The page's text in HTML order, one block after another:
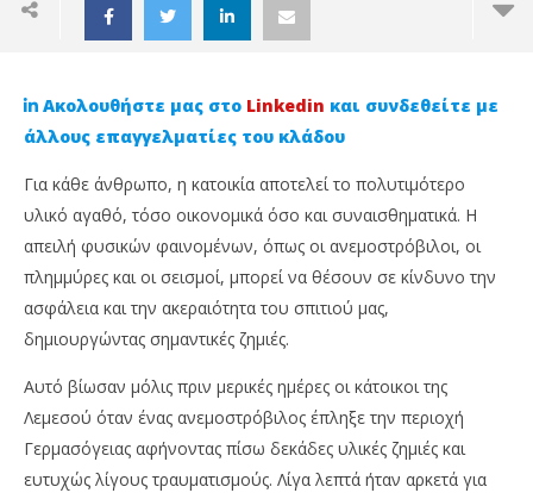
NOW VIEWING
Nimela Insurance: Πώς να ασφαλίσεις την
κατοικία σου από ανεμοστρόβιλο και άλλα
φυσικά φαινόμενα
Ακολουθήστε μας στο Linkedin και συνδεθείτε με
άλλους επαγγελματίες του κλάδου
Για κάθε άνθρωπο, η κατοικία αποτελεί το πολυτιμότερο
υλικό αγαθό, τόσο οικονομικά όσο και συναισθηματικά. Η
απειλή φυσικών φαινομένων, όπως οι ανεμοστρόβιλοι, οι
πλημμύρες και οι σεισμοί, μπορεί να θέσουν σε κίνδυνο την
ασφάλεια και την ακεραιότητα του σπιτιού μας,
δημιουργώντας σημαντικές ζημιές.
Αυτό βίωσαν μόλις πριν μερικές ημέρες οι κάτοικοι της
Λεμεσού όταν ένας ανεμοστρόβιλος έπληξε την περιοχή
Γερμασόγειας αφήνοντας πίσω δεκάδες υλικές ζημιές και
ευτυχώς λίγους τραυματισμούς. Λίγα λεπτά ήταν αρκετά για